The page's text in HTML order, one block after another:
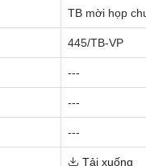
TB mời họp
445/TB-VP
---
---
---
Tải xuống